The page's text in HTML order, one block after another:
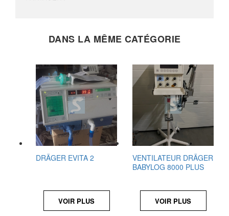
DANS LA MÊME CATÉGORIE
DRÄGER EVITA 2
VOIR PLUS
VENTILATEUR DRÄGER
BABYLOG 8000 PLUS
VOIR PLUS